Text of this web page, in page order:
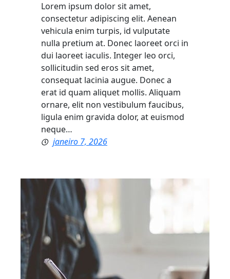
Lorem ipsum dolor sit amet,
consectetur adipiscing elit. Aenean
vehicula enim turpis, id vulputate
nulla pretium at. Donec laoreet orci in
dui laoreet iaculis. Integer leo orci,
sollicitudin sed eros sit amet,
consequat lacinia augue. Donec a
erat id quam aliquet mollis. Aliquam
ornare, elit non vestibulum faucibus,
ligula enim gravida dolor, at euismod
neque…
janeiro 7, 2026